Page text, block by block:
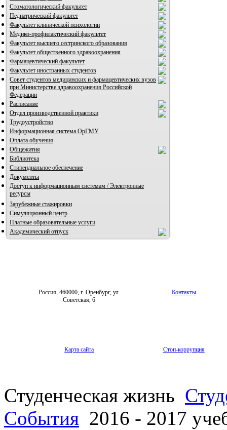
Стоматологический факультет
Педиатрический факультет
Факультет клинической психологии
Медико-профилактический факультет
Факультет высшего сестринского образования
Факультет общественного здравоохранения
Фармацевтический факультет
Факультет иностранных студентов
Совет студентов медицинских и фармацевтических вузов
при Министерстве здравоохранения Российской
Федерации
Расписание
Отдел производственной практики
Трудоустройство
Информационная система ОрГМУ
Оплата обучения
Общежития
Библиотека
Стипендиальное обеспечение
Документы
Доступ к информационным системам / Электронные
ресурсы
Зарубежные стажировки
Симуляционный центр
Платные образовательные услуги
Академический отпуск
Россия, 460000, г. Оренбург, ул.
Советская, 6
Контакты
Карта сайта Стоп-коррупция
Студенческая жизнь
События 2016 - 2017